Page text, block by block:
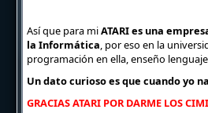
Así que para miATARI es una
la Informática, por eso en la
programación en ella, enseño
Un dato curioso es que cuando yo
GRACIAS ATARI POR DARME LOS